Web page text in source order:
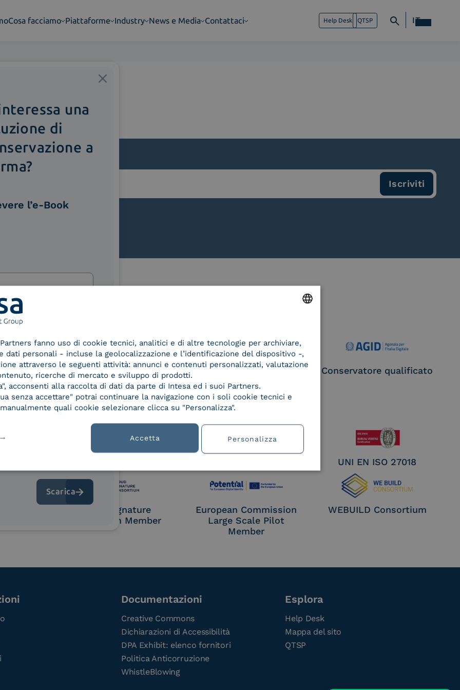
Cosa facciamo Piattaforme Industry News e Media Contattaci Help Desk QTSP IT
Trust
for
/
Service Provider e
Aggregatore SPID
Service Provider e
Aggregatore CIE
Conservatore qualificato
UNI EN ISO 27018
Cloud Signature
Consortium Member
European Commission
Large Scale Pilot
Member
WEBUILD Consortium
una
di
a
l’e-Book
e offerte di INTESA.
di INTESA.
inviando una e-mail
se non si desidera ricevere
facendo clic sul
e-mail.
nelle Norme di tutela della
di aver letto e compreso
Documentazioni
Creative Commons
Dichiarazioni di Accessibilità
DPA Exhibit: elenco fornitori
Politica Anticorruzione
WhistleBlowing
Esplora
Help Desk
Mappa del sito
QTSP
ITALIAN
fanno uso di cookie tecnici, analitici e di altre tecnologie per archiviare,
dati personali - incluse la geolocalizzazione e l’identificazione del dispositivo -,
attraverso le seguenti attività: annunci e contenuti personalizzati, valutazione
ricerche di mercato e sviluppo di prodotti.
acconsenti alla raccolta di dati da parte di Intesa ed i suoi Partners.
senza accettare" potrai continuare la navigazione con i soli cookie tecnici e
quali cookie selezionare clicca su "Personalizza".
Accetta Personalizza